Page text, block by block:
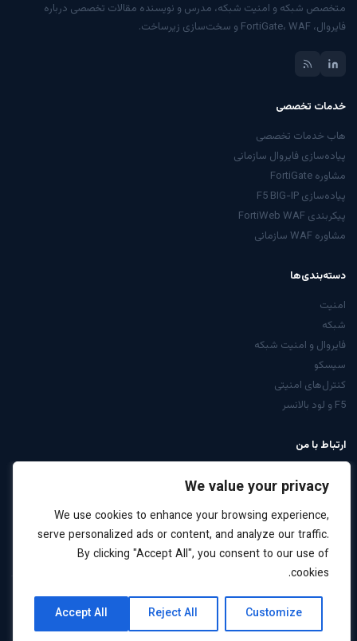
We value your privacy
We use cookies to enhance your browsing experience,
serve personalized ads or content, and analyze our traffic.
By clicking "Accept All", you consent to our use of
cookies.
Customize
Reject All
Accept All
متخصص شبکه و امنیت شبکه، مدرس و نویسنده مقالات تخصصی درباره
فایروال، FortiGate، WAF و سخت‌سازی زیرساخت.
خدمات تخصصی
هاب خدمات تخصصی
پیاده‌سازی فایروال سازمانی
مشاوره FortiGate
پیاده‌سازی F5 BIG-IP
پیکربندی FortiWeb WAF
مشاوره WAF سازمانی
دسته‌بندی‌ها
امنیت
شبکه
فایروال و امنیت شبکه
سیسکو
کنترل‌های امنیتی
F5 و لود بالانسر
ارتباط با من
LinkedIn: arabiyan
درخواست مشاوره
کلیه حقوق این سایت برای علیرضا عربیان محفوظ است ·
نقشه
سایت
حریم
خصوصی